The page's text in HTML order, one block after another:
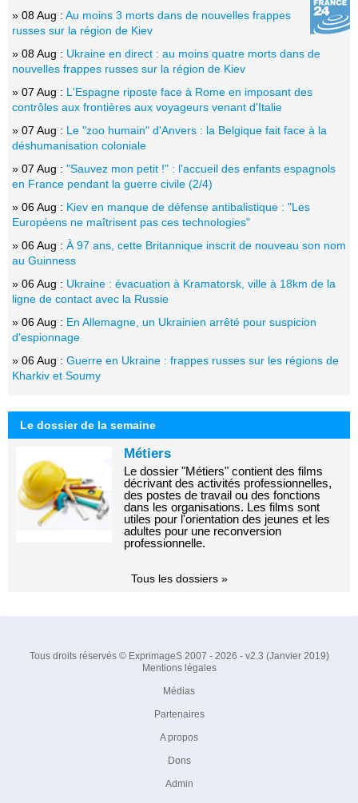
» 08 Aug : Au moins 3 morts dans de nouvelles frappes
russes sur la région de Kiev
» 08 Aug : Ukraine en direct : au moins quatre morts dans de
nouvelles frappes russes sur la région de Kiev
» 07 Aug : L'Espagne riposte face à Rome en imposant des
contrôles aux frontières aux voyageurs venant d'Italie
» 07 Aug : Le "zoo humain" d'Anvers : la Belgique fait face à la
déshumanisation coloniale
» 07 Aug : "Sauvez mon petit !" : l'accueil des enfants espagnols
en France pendant la guerre civile (2/4)
» 06 Aug : Kiev en manque de défense antibalistique : "Les
Européens ne maîtrisent pas ces technologies"
» 06 Aug : À 97 ans, cette Britannique inscrit de nouveau son nom
au Guinness
» 06 Aug : Ukraine : évacuation à Kramatorsk, ville à 18km de la
ligne de contact avec la Russie
» 06 Aug : En Allemagne, un Ukrainien arrêté pour suspicion
d'espionnage
» 06 Aug : Guerre en Ukraine : frappes russes sur les régions de
Kharkiv et Soumy
Le dossier de la semaine
Métiers
Le dossier "Métiers" contient des films
décrivant des activités professionnelles,
des postes de travail ou des fonctions
dans les organisations. Les films sont
utiles pour l'orientation des jeunes et les
adultes pour une reconversion
professionnelle.
Tous les dossiers »
Tous droits réservés © ExprimageS 2007 - 2026 - v2.3 (Janvier 2019)
Mentions légales
Médias
Partenaires
A propos
Dons
Admin